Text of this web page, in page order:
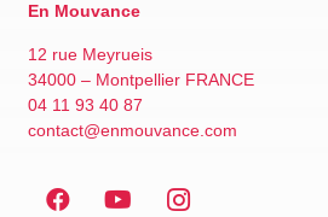
En Mouvance
12 rue Meyrueis
34000 – Montpellier FRANCE
04 11 93 40 87
contact@enmouvance.com